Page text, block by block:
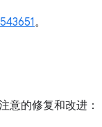
。
意的修复和改进：